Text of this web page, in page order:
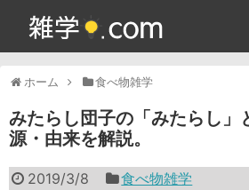
ホーム 食べ物雑学
みたらし団子の「みたらし」
源・由来を解説。
2019/3/8 食べ物雑学
365日雑学カレンダー
面白い雑学